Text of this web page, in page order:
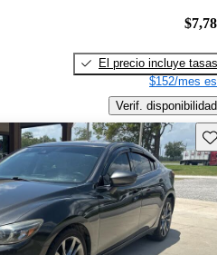
El precio incluye tasas
$152/mes
Verif. disponibilidad